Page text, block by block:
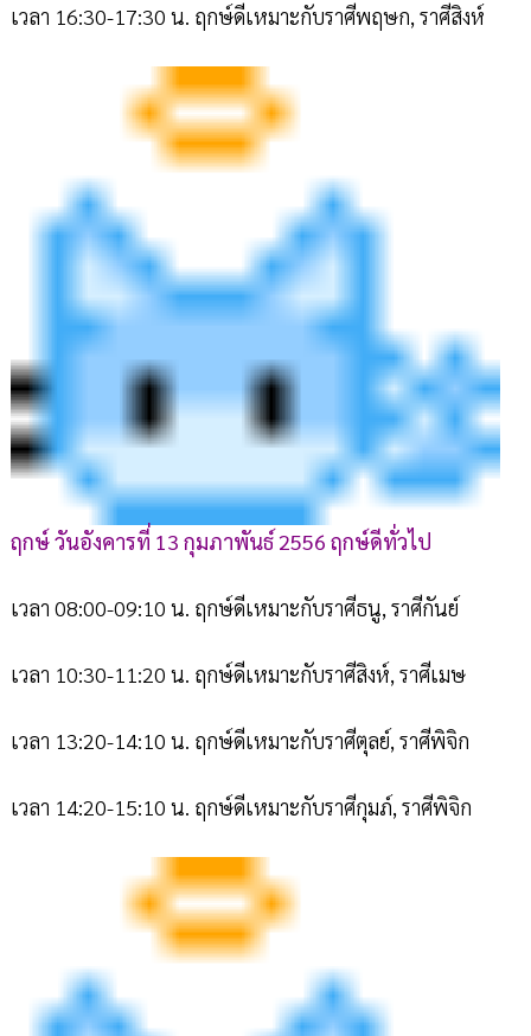
เวลา 16:30-17:30 น. ฤกษ์ดีเหมาะกับราศีพฤษก, ราศีสิงห์
ฤกษ์ วันอังคารที่ 13 กุมภาพันธ์ 2556 ฤกษ์ดีทั่วไป
เวลา 08:00-09:10 น. ฤกษ์ดีเหมาะกับราศีธนู, ราศีกันย์
เวลา 10:30-11:20 น. ฤกษ์ดีเหมาะกับราศีสิงห์, ราศีเมษ
เวลา 13:20-14:10 น. ฤกษ์ดีเหมาะกับราศีตุลย์, ราศีพิจิก
เวลา 14:20-15:10 น. ฤกษ์ดีเหมาะกับราศีกุมภ์, ราศีพิจิก